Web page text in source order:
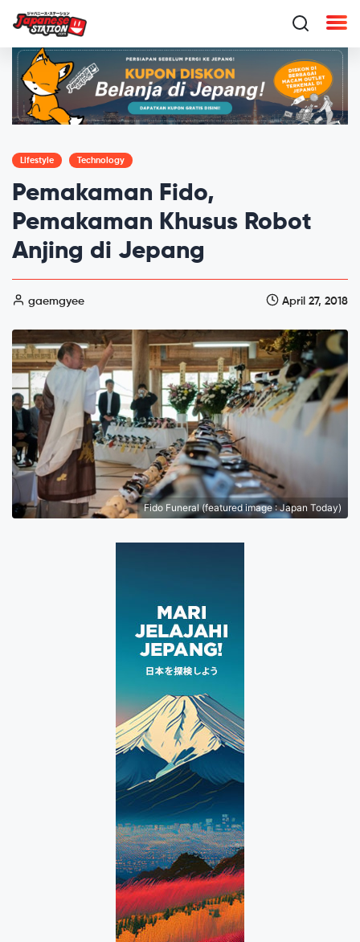
Lifestyle Technology
Pemakaman Fido,
Pemakaman Khusus Robot
Anjing di Jepang
gaemgyee April 27, 2018
Fido Funeral (featured image : Japan Today)